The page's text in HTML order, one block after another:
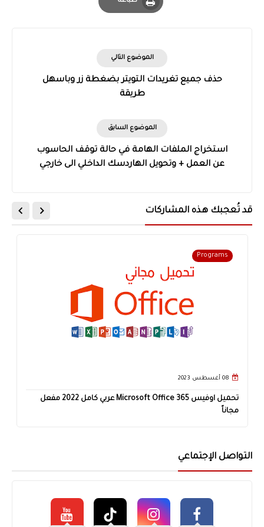
الموضوع التالي
حذف جميع تغريدات التويتر بضغطة زر وباسهل
طريقة
الموضوع السابق
استخراج الملفات الهامة في حالة توقف الحاسوب
عن العمل + وتحويل الهاردسك الداخلي الى خارجي
قد تُعجبك هذه المشاركات
Programs
08 أغسطس 2023
تحميل اوفيس Microsoft Office 365 عربي كامل 2022 مفعل
مجاناً
التواصل الإجتماعي